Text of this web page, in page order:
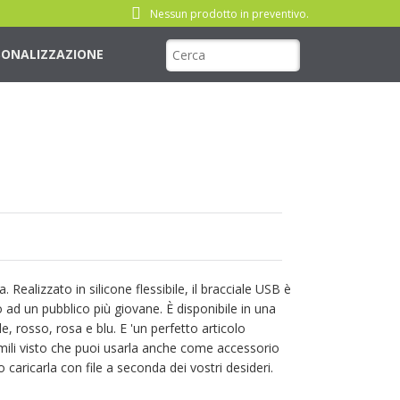
Nessun prodotto in preventivo.
in silicone flessibile, il bracciale USB è
un pubblico più giovane. È disponibile in una
rosso, rosa e blu. E 'un perfetto articolo
visto che puoi usarla anche come accessorio
con file a seconda dei vostri desideri.